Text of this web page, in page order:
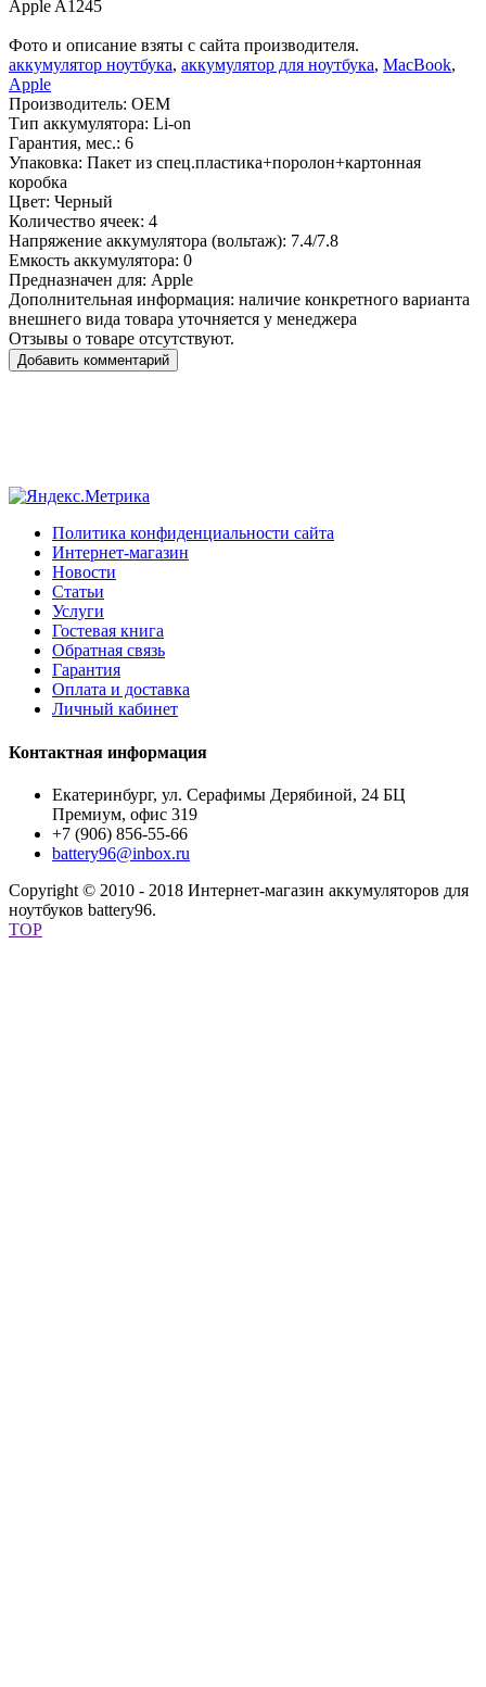
Apple A1245
Фото и описание взяты с сайта производителя.
аккумулятор ноутбука, аккумулятор для ноутбука, MacBook,
Apple
Производитель: OEM
Тип аккумулятора: Li-on
Гарантия, мес.: 6
Упаковка: Пакет из спец.пластика+поролон+картонная
коробка
Цвет: Черный
Количество ячеек: 4
Напряжение аккумулятора (вольтаж): 7.4/7.8
Емкость аккумулятора: 0
Предназначен для: Apple
Дополнительная информация: наличие конкретного варианта
внешнего вида товара уточняется у менеджера
Отзывы о товаре отсутствуют.
Добавить комментарий
Политика конфиденциальности сайта
Интернет-магазин
Новости
Статьи
Услуги
Гостевая книга
Обратная связь
Гарантия
Оплата и доставка
Личный кабинет
Контактная информация
Екатеринбург, ул. Серафимы Дерябиной, 24 БЦ
Премиум, офис 319
+7 (906) 856-55-66
battery96@inbox.ru
Copyright © 2010 - 2018 Интернет-магазин аккумуляторов для
ноутбуков battery96.
TOP